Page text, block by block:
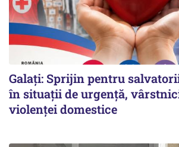
Galați: Sprijin pentru
în situații de urgență,
violenței domestice